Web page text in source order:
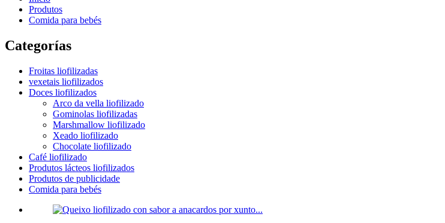
Produtos
Comida para bebés
Categorías
Froitas liofilizadas
vexetais liofilizados
Doces liofilizados
Arco da vella liofilizado
Gominolas liofilizadas
Marshmallow liofilizado
Xeado liofilizado
Chocolate liofilizado
Café liofilizado
Produtos lácteos liofilizados
Produtos de publicidade
Comida para bebés